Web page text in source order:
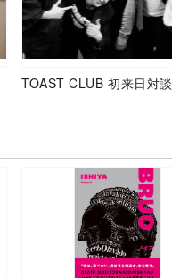
TOAST CLUB 初来日対談